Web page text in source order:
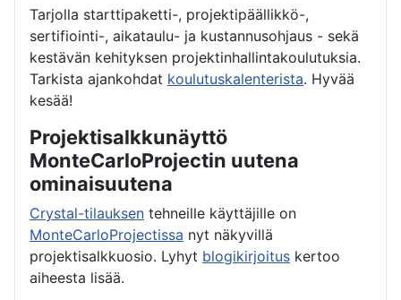
Tarjolla starttipaketti-, projektipäällikkö-,
sertifiointi-, aikataulu- ja kustannusohjaus - sekä
kestävän kehityksen projektinhallintakoulutuksia.
Tarkista ajankohdat koulutuskalenterista. Hyvää
kesää!
Projektisalkkunäyttö
MonteCarloProjectin uutena
ominaisuutena
Crystal-tilauksen tehneille käyttäjille on
MonteCarloProjectissa nyt näkyvillä
projektisalkkuosio. Lyhyt blogikirjoitus kertoo
aiheesta lisää.